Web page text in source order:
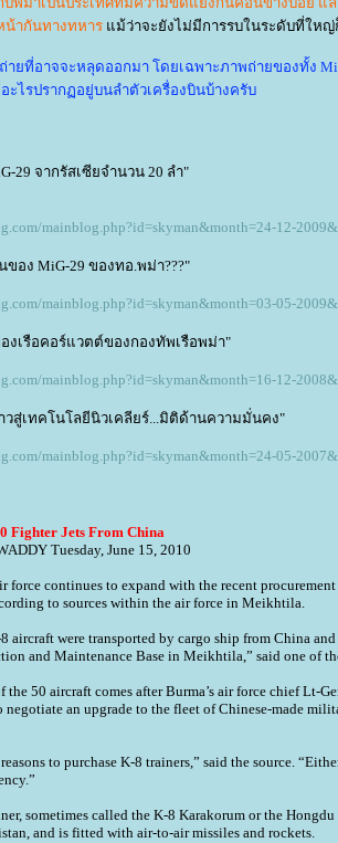
น้ากันทางทหาร ม้ว่าจะยังไม่มีการรบในระดับที่ใหญ่
ายที่อาจจะหลุดออกมา โดยเฉพาะภาพถ่ายของทั้ง
อะไรปรากฏอยู่บนลำตัวเครื่องบินบ้างครับ
29 จากรัสเซียจำนวน 20 ลำ"
mainblog.php?id=skyman&month=24-12-
อง MiG-29 ของทอ.พม่า???"
mainblog.php?id=skyman&month=03-05-
เรือคอร์แวตต์ของกองทัพเรือพม่า"
mainblog.php?id=skyman&month=16-12-
วสู่เทคโนโลยีนิวเคลียร์...มิติด้านความมั่นคง"
mainblog.php?id=skyman&month=24-05-
Fighter Jets From China
Tuesday, June 15, 2010
force continues to expand with the recent
to sources within the air force in Meikhtila.
aircraft were transported by cargo ship from China
and Maintenance Base in Meikhtila,” said one of
the 50 aircraft comes after Burma’s air force chief Lt-
negotiate an upgrade to the fleet of Chinese-made
to purchase K-8 trainers,” said the source.
sometimes called the K-8 Karakorum or the
and is fitted with air-to-air missiles and rockets.